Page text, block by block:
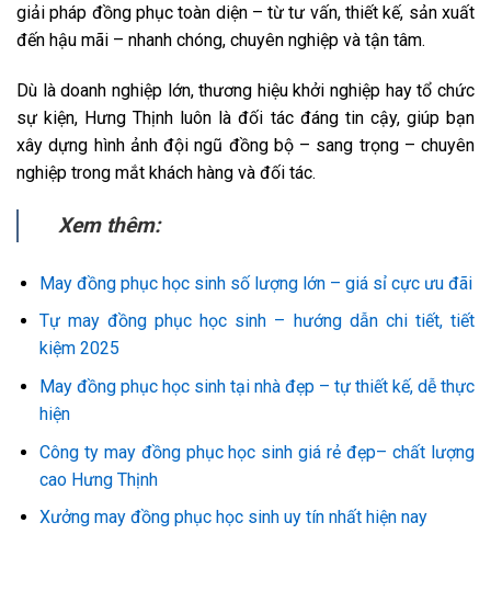
giải pháp đồng phục toàn diện – từ tư vấn, thiết kế, sản xuất
đến hậu mãi – nhanh chóng, chuyên nghiệp và tận tâm.
Dù là doanh nghiệp lớn, thương hiệu khởi nghiệp hay tổ chức
sự kiện, Hưng Thịnh luôn là đối tác đáng tin cậy, giúp bạn
xây dựng hình ảnh đội ngũ đồng bộ – sang trọng – chuyên
nghiệp trong mắt khách hàng và đối tác.
Xem thêm:
May đồng phục học sinh số lượng lớn – giá sỉ cực ưu đãi
Tự may đồng phục học sinh – hướng dẫn chi tiết, tiết
kiệm 2025
May đồng phục học sinh tại nhà đẹp – tự thiết kế, dễ thực
hiện
Công ty may đồng phục học sinh giá rẻ đẹp– chất lượng
cao Hưng Thịnh
Xưởng may đồng phục học sinh uy tín nhất hiện nay